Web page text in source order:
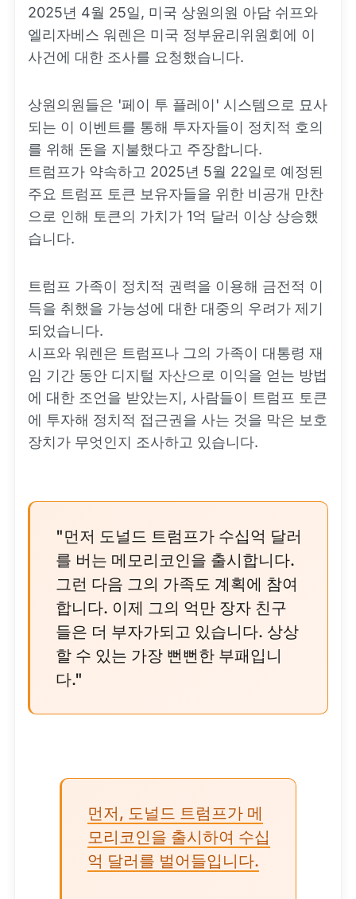
2025년 4월 25일, 미국 상원의원 아담 쉬프와
엘리자베스 워렌은 미국 정부윤리위원회에 이
사건에 대한 조사를 요청했습니다.
상원의원들은 '페이 투 플레이' 시스템으로 묘사
되는 이 이벤트를 통해 투자자들이 정치적 호의
를 위해 돈을 지불했다고 주장합니다.
트럼프가 약속하고 2025년 5월 22일로 예정된
주요 트럼프 토큰 보유자들을 위한 비공개 만찬
으로 인해 토큰의 가치가 1억 달러 이상 상승했
습니다.
트럼프 가족이 정치적 권력을 이용해 금전적 이
득을 취했을 가능성에 대한 대중의 우려가 제기
되었습니다.
시프와 워렌은 트럼프나 그의 가족이 대통령 재
임 기간 동안 디지털 자산으로 이익을 얻는 방법
에 대한 조언을 받았는지, 사람들이 트럼프 토큰
에 투자해 정치적 접근권을 사는 것을 막은 보호
장치가 무엇인지 조사하고 있습니다.
"먼저 도널드 트럼프가 수십억 달러
를 버는 메모리코인을 출시합니다.
그런 다음 그의 가족도 계획에 참여
합니다. 이제 그의 억만 장자 친구
들은 더 부자가되고 있습니다. 상상
할 수 있는 가장 뻔뻔한 부패입니
다."
먼저, 도널드 트럼프가 메
모리코인을 출시하여 수십
억 달러를 벌어들입니다.